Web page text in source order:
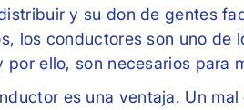
y su don de gentes
los conductores son uno de
por ello, son necesarios para
es una ventaja. Un